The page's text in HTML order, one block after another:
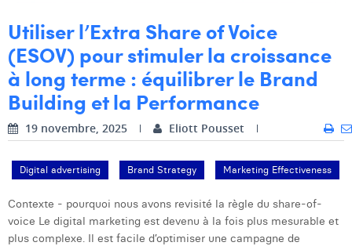
Utiliser l’Extra Share of Voice
(ESOV) pour stimuler la croissance
à long terme : équilibrer le Brand
Building et la Performance
19 novembre, 2025 Eliott Pousset
Digital advertising Brand Strategy Marketing Effectiveness
Contexte - pourquoi nous avons revisité la règle du share-of-
voice Le digital marketing est devenu à la fois plus mesurable et
plus complexe. Il est facile d’optimiser une campagne de